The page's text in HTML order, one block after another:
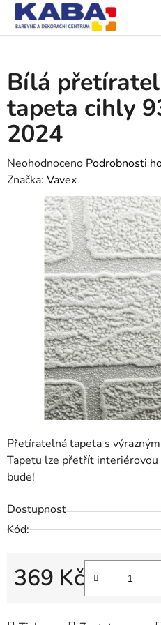
Přejít
obsah
Přetíratelná tapeta s
Tapetu lze přetřít interiérovou
bude!
Dostupnost
Kód:
369 Kč
Bílá
tapeta cihly
2024
Průměrné
hodnocení
produktu
hvězdiček.
Neohodnoceno Podrobnosti
Značka: Vavex